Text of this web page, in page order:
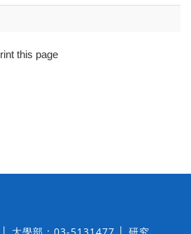
this page